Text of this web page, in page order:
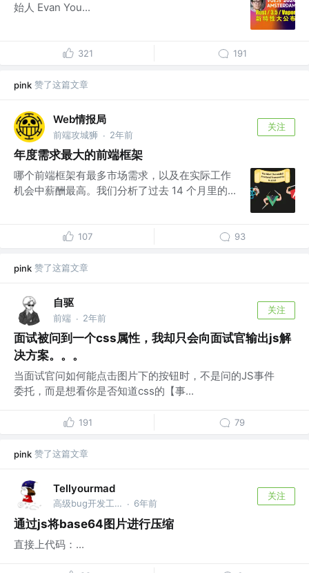
始人 Evan You...
321 191
pink 赞了这篇文章
Web情报局
前端攻城狮 · 2年前
关注
年度需求最大的前端框架
哪个前端框架有最多市场需求，以及在实际工作
机会中薪酬最高。我们分析了过去 14 个月里的...
107 93
pink 赞了这篇文章
自驱
前端 · 2年前
关注
面试被问到一个css属性，我却只会向面试官输出js解
决方案。。。
当面试官问如何能点击图片下的按钮时，不是问的JS事件
委托，而是想看你是否知道css的【事...
191 79
pink 赞了这篇文章
Tellyourmad
高级bug开发工程师 · 6年前
关注
通过js将base64图片进行压缩
直接上代码：...